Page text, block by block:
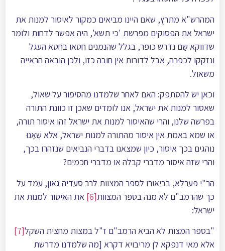
המהרש"א מתרץ, שאם היינו מביאים כמקור לאיסור למנות את
ישראל את הפסוקים מפרשת 'כי תשא', היה אפשר לדחות ולומר
שדווקא שַם נדרש כופר, בגלל שהנמנים חטאו בחטא העגל
ונזקקו לכפרה, אבל לדורות אין חובה כזו, ולכן הובאה הראייה
משאול.
וכאן יש להסתפק: האם לאחר שלמדנו מהסיפור על שאול,
שאסור למנות את ישראל, אנו לומדים שאכן זו כוונת התורה
בפרשה שלנו, והרי שהאיסור למנות את ישראל זהו איסור תורה,
או שמא באמת אין איסור מהתורה למנות ישראל, אלא שֶׁאָנוּ
נוהגים בכך איסור, כיון שמצאנו בדברי הנביאים שנזהרו בכך,
והרי שזה איסור מדברי קבלה או מדברי חכמים?
הר"י פֵערלַא, בביאורו לספר המצוות לרב סעדיה גאון, עמד על
כך שהרמב"ם לא מנה בספר המצוות[6]
את האיסור למנות את
ישראל:
"בספר המצות לא הביא הרמב"ם ז"ל במצות מחצית השקל[7]
אלא מאי דנפקא לן מריבויא דקרא [מה שלמדנו מדרשת